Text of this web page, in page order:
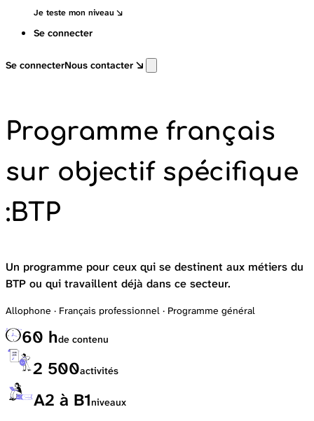
Je teste mon niveau
Se connecter
Se connecterNous contacter
Programme français
sur objectif spécifique
:BTP
Un programme pour ceux qui se destinent aux métiers du
BTP ou qui travaillent déjà dans ce secteur.
Allophone · Français professionnel · Programme général
60 hde contenu
2 500activités
A2 à B1niveaux